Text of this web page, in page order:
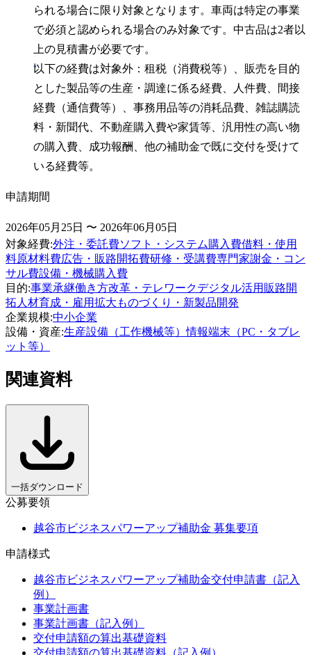
られる場合に限り対象となります。車両は特定の事業
で必須と認められる場合のみ対象です。中古品は2者以
上の見積書が必要です。
以下の経費は対象外：租税（消費税等）、販売を目的
とした製品等の生産・調達に係る経費、人件費、間接
経費（通信費等）、事務用品等の消耗品費、雑誌購読
料・新聞代、不動産購入費や家賃等、汎用性の高い物
の購入費、成功報酬、他の補助金で既に交付を受けて
いる経費等。
申請期間
2026年05月25日 〜 2026年06月05日
対象経費:外注・委託費ソフト・システム購入費借料・使用
料原材料費広告・販路開拓費研修・受講費専門家謝金・コン
サル費設備・機械購入費
目的:事業承継働き方改革・テレワークデジタル活用 販路開
拓 人材育成・雇用拡大 ものづくり・新製品開発
企業規模:中小企業
設備・資産:生産設備（工作機械等）情報端末（PC・タブレ
ット等）
関連資料
一括ダウンロード
公募要領
越谷市ビジネスパワーアップ補助金 募集要項
申請様式
越谷市ビジネスパワーアップ補助金交付申請書（記入
例）
事業計画書
事業計画書（記入例）
交付申請額の算出基礎資料
交付申請額の算出基礎資料（記入例）